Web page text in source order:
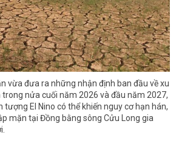
vừa đưa ra những nhận định ban đầu về xu
nửa cuối năm 2026 và đầu năm 2027,
tượng El Nino có thể khiến nguy cơ hạn hán,
mặn tại Đồng bằng sông Cửu Long gia